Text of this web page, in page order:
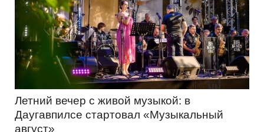
Летний вечер с живой музыкой: в
Даугавпилсе стартовал «Музыкальный
август»